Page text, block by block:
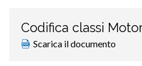
Codifica classi
Scarica il documento